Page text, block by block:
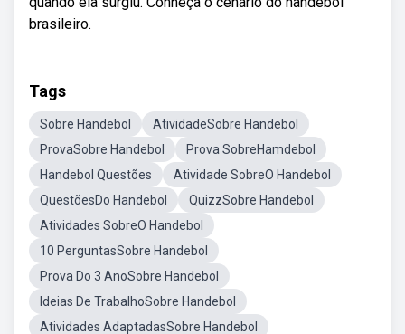
brasileiro.
Tags
Sobre Handebol
AtividadeSobre Handebol
ProvaSobre Handebol
Prova SobreHamdebol
Handebol Questões
Atividade SobreO Handebol
QuestõesDo Handebol
QuizzSobre Handebol
Atividades SobreO Handebol
10 PerguntasSobre Handebol
Prova Do 3 AnoSobre Handebol
Ideias De TrabalhoSobre Handebol
Atividades AdaptadasSobre Handebol